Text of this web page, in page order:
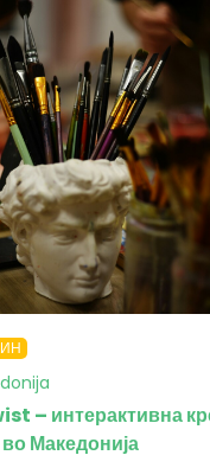
– интерактивна
Македонија